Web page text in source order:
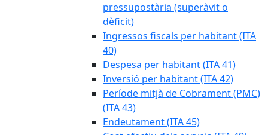
pressupostària (superàvit o
dèficit)
Ingressos fiscals per habitant (ITA
40)
Despesa per habitant (ITA 41)
Inversió per habitant (ITA 42)
Període mitjà de Cobrament (PMC)
(ITA 43)
Endeutament (ITA 45)